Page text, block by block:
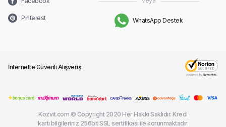
Pinterest WhatsApp Destek
İnternette Güvenli Alışveriş
Kozvit.com © Copyright 2020 Her Hakkı Saklıdır. Kredi
kartı bilgileriniz 256bit SSL sertifikası ile korunmaktadır.